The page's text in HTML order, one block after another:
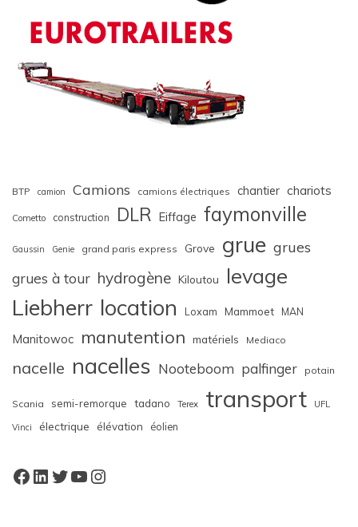
BTP camion Camions camions électriques chantier chariots
Cometto construction DLR Eiffage faymonville
Gaussin Genie grand paris express Grove grue grues
grues à tour hydrogène Kiloutou levage
Liebherr location Loxam Mammoet MAN
Manitowoc manutention matériels Mediaco
nacelle nacelles Nooteboom palfinger potain
Scania semi-remorque tadano Terex transport UFL
Vinci électrique élévation éolien
Facebook
LinkedIn
Twitter
YouTube
Instagram